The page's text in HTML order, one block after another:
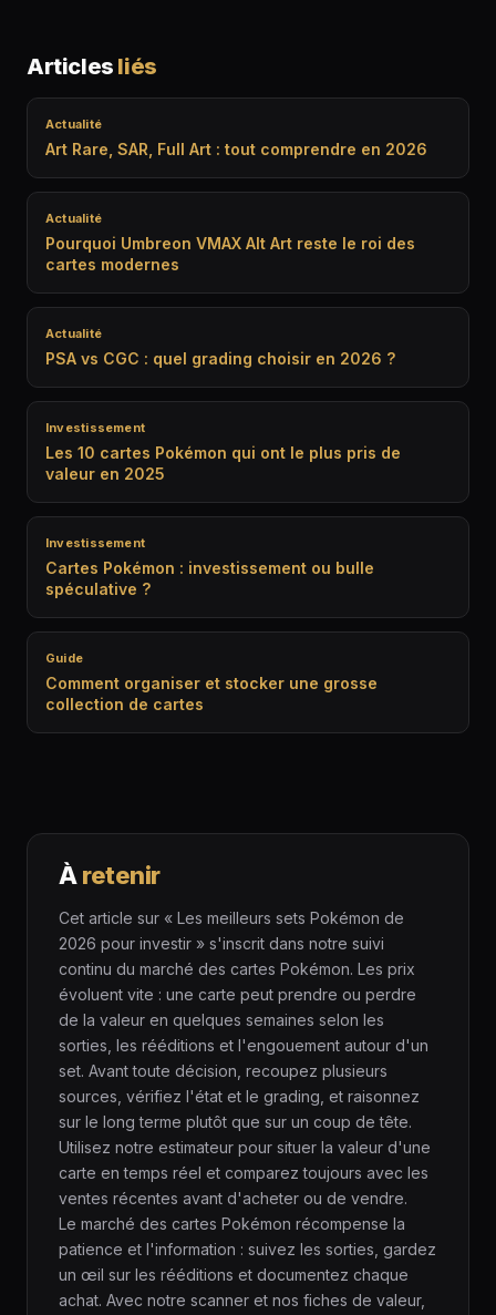
Articles liés
Actualité
Art Rare, SAR, Full Art : tout comprendre en 2026
Actualité
Pourquoi Umbreon VMAX Alt Art reste le roi des
cartes modernes
Actualité
PSA vs CGC : quel grading choisir en 2026 ?
Investissement
Les 10 cartes Pokémon qui ont le plus pris de
valeur en 2025
Investissement
Cartes Pokémon : investissement ou bulle
spéculative ?
Guide
Comment organiser et stocker une grosse
collection de cartes
À retenir
Cet article sur « Les meilleurs sets Pokémon de
2026 pour investir » s'inscrit dans notre suivi
continu du marché des cartes Pokémon. Les prix
évoluent vite : une carte peut prendre ou perdre
de la valeur en quelques semaines selon les
sorties, les rééditions et l'engouement autour d'un
set. Avant toute décision, recoupez plusieurs
sources, vérifiez l'état et le grading, et raisonnez
sur le long terme plutôt que sur un coup de tête.
Utilisez notre estimateur pour situer la valeur d'une
carte en temps réel et comparez toujours avec les
ventes récentes avant d'acheter ou de vendre.
Le marché des cartes Pokémon récompense la
patience et l'information : suivez les sorties, gardez
un œil sur les rééditions et documentez chaque
achat. Avec notre scanner et nos fiches de valeur,